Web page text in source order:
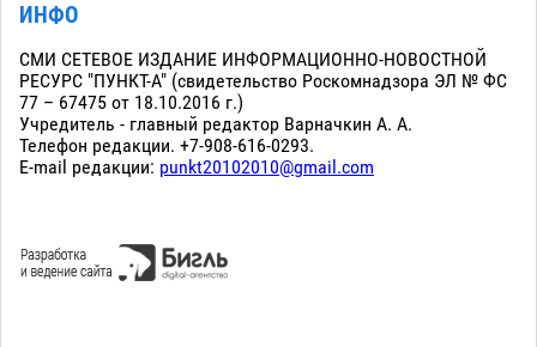
ИНФО
СМИ СЕТЕВОЕ ИЗДАНИЕ ИНФОРМАЦИОННО-НОВОСТНОЙ
РЕСУРС "ПУНКТ-А" (свидетельство Роскомнадзора ЭЛ № ФС
77 – 67475 от 18.10.2016 г.)
Учредитель - главный редактор Варначкин А. А.
Телефон редакции. +7-908-616-0293.
E-mail редакции: punkt20102010@gmail.com